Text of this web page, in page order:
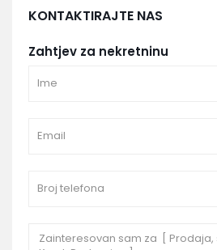
KONTAKTIRAJTE NAS
Zahtjev za nekretninu